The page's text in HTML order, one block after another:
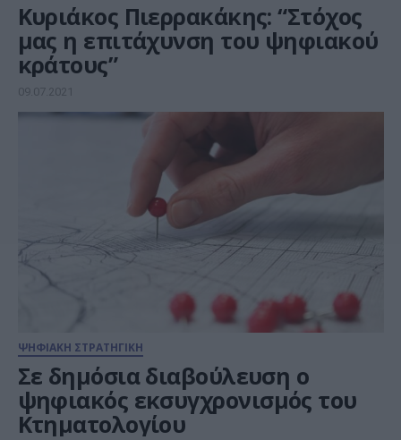
Κυριάκος Πιερρακάκης: “Στόχος
μας η επιτάχυνση του ψηφιακού
κράτους”
09.07.2021
ΨΗΦΙΑΚΗ ΣΤΡΑΤΗΓΙΚΗ
Σε δημόσια διαβούλευση ο
ψηφιακός εκσυγχρονισμός του
Κτηματολογίου